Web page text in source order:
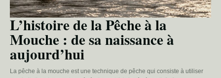
L’histoire de la Pêche à la
Mouche : de sa naissance à
aujourd’hui
La pêche à la mouche est une technique de pêche qui consiste à utiliser